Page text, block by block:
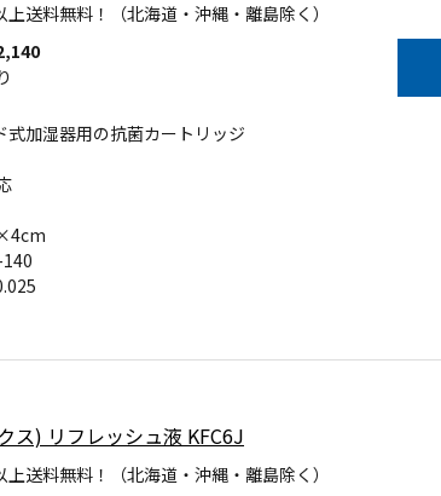
送料無料！（北海道・沖縄・離島除く）
加湿器用の抗菌カートリッジ
ス) リフレッシュ液 KFC6J
送料無料！（北海道・沖縄・離島除く）